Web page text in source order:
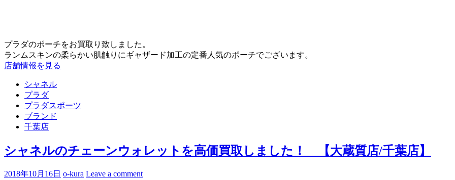
プラダのポーチをお買取り致しました。
ランムスキンの柔らかい肌触りにギャザード加工の定番人気のポーチでございます。
店舗情報を見る
シャネル
プラダ
プラダスポーツ
ブランド
千葉店
シャネルのチェーンウォレットを高価買取しました！ 【大蔵質店/千葉店】
2018年10月16日 o-kura Leave a comment